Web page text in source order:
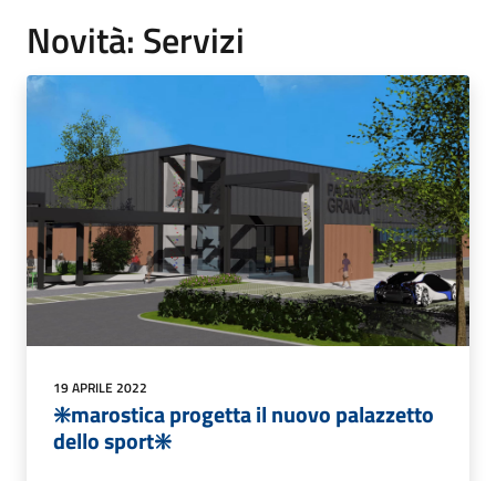
Novità: Servizi
19 APRILE 2022
❇️marostica progetta il nuovo palazzetto
dello sport❇️